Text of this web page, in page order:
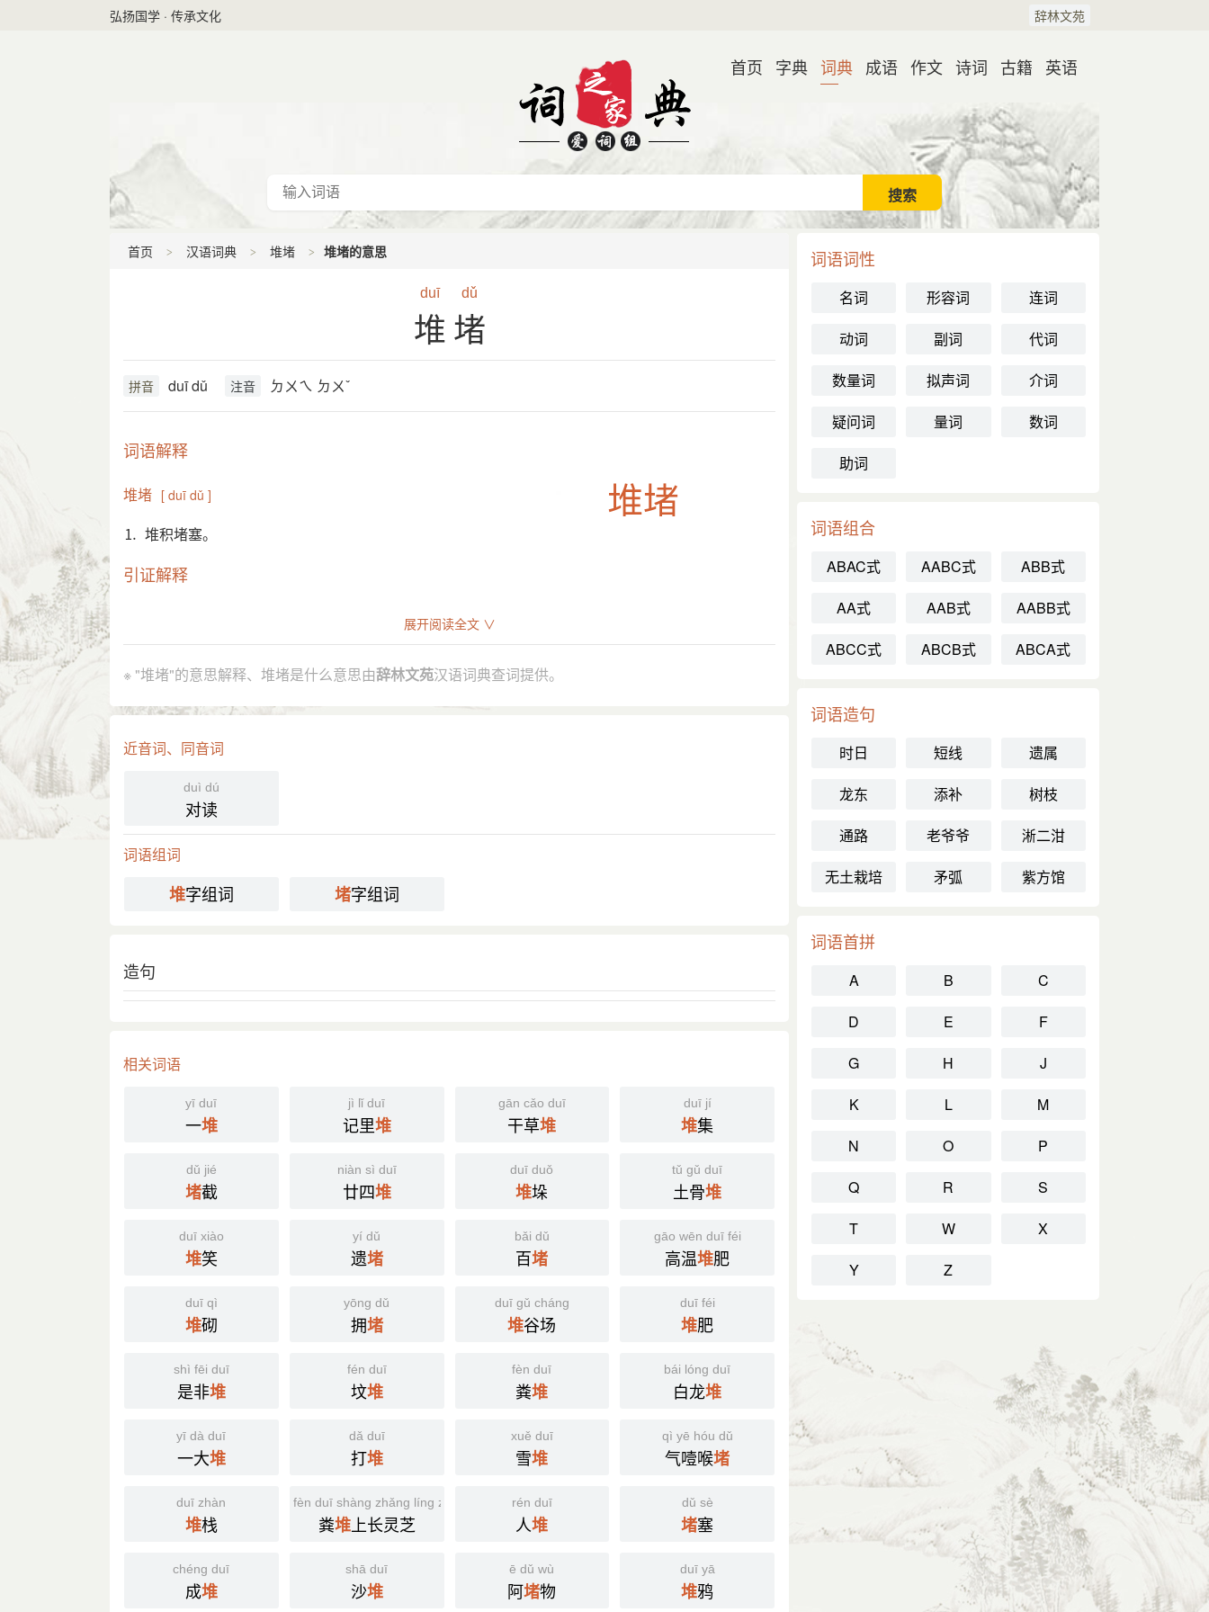
弘扬国学 · 传承文化 辞林文苑
首页 字典 词典 成语 作文 诗词 古籍 英语
首页 汉语词典 堆堵 堆堵的意思
duī dǔ
堆堵
拼音 duī dǔ 注音 ㄉㄨㄟ ㄉㄨˇ
词语解释
堆堵 [ duī dǔ ]
⒈ 堆积堵塞。
引证解释
唐 杜牧 《李甘诗》：“贤者须丧亡，谗人尚堆堵。”
分字解释
duī
堆
dǔ
堵
展开阅读全文 ∨
※ "堆堵"的意思解释、堆堵是什么意思由辞林文苑汉语词典查词提供。
近音词、同音词
duì dú
对读
词语组词
堆字组词 堵字组词
造句
相关词语
yī duī
一堆
jì lǐ duī
记里堆
gān cǎo duī
干草堆
duī jí
堆集
dǔ jié
堵截
niàn sì duī
廿四堆
duī duǒ
堆垛
tǔ gǔ duī
土骨堆
duī xiào
堆笑
yí dǔ
遗堵
bǎi dǔ
百堵
gāo wēn duī féi
高温堆肥
duī qì
堆砌
yōng dǔ
拥堵
duī gǔ cháng
堆谷场
duī féi
堆肥
shì fēi duī
是非堆
fén duī
坟堆
fèn duī
粪堆
bái lóng duī
白龙堆
yī dà duī
一大堆
dǎ duī
打堆
xuě duī
雪堆
qì yē hóu dǔ
气噎喉堵
duī zhàn
堆栈
fèn duī shàng zhǎng líng zhī
粪堆上长灵芝
rén duī
人堆
dǔ sè
堵塞
chéng duī
成堆
shā duī
沙堆
ē dǔ wù
阿堵物
duī yā
堆鸦
词语词性
名词 形容词
连词
动词
副词
代词
数量词
拟声词
介词
疑问词
量词
数词
助词
词语组合
ABAC式 AABC式
ABB式
AA式
AAB式
AABB式
ABCC式
ABCB式 ABCA式
词语造句
时日 短线
遗属
龙东
添补
树枝
通路
老爷爷
淅二泔
无土栽培
矛弧 紫方馆
词语首拼
A B
C
D
E
F
G
H
J
K
L
M
N
O
P
Q
R
S
T
W
X
Y
Z